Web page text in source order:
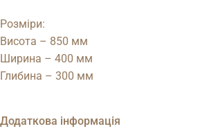
Розміри:
Висота – 850 мм
Ширина – 400 мм
Глибина – 300 мм
Додаткова інформація